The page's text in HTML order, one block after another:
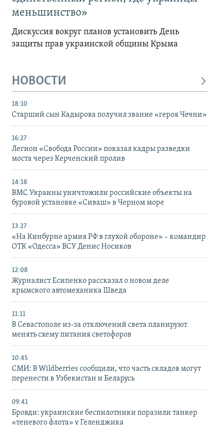
меньшинство»
Дискуссия вокруг планов установить День
защиты прав украинской общины Крыма
НОВОСТИ
18:10
Старший сын Кадырова получил звание «героя Чечни»
16:27
Легион «Свобода России» показал кадры разведки
моста через Керченский пролив
14:18
ВМС Украины уничтожили российские объекты на
буровой установке «Сиваш» в Черном море
13:27
«На Кинбурне армия РФ в глухой обороне» – командир
ОТК «Одесса» ВСУ Денис Носиков
12:08
Журналист Есипенко рассказал о новом деле
крымского автомеханика Шведа
11:11
В Севастополе из-за отключений света планируют
менять схему питания светофоров
10:45
СМИ: В Wildberries сообщили, что часть складов могут
перенести в Узбекистан и Беларусь
09:41
Бровди: украинские беспилотники поразили танкер
«теневого флота» у Геленджика